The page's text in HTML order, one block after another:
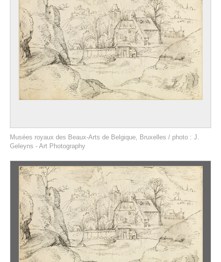
Musées royaux des Beaux-Arts de Belgique, Bruxelles / photo : J.
Geleyns - Art Photography